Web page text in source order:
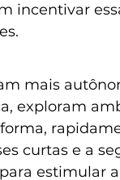
incentivar
mais
exploram
curtas e a
estimular